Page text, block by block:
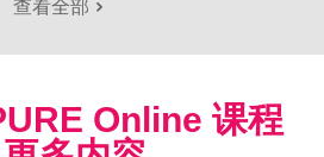
查看全部
Online 课程